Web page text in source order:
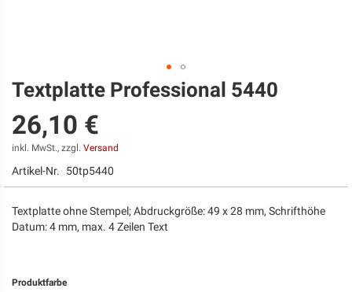
Zum
Anfang
der
Bildgalerie
springen
Textplatte Professional 5440
26,10 €
inkl. MwSt., zzgl. Versand
Artikel-Nr. 50tp5440
Textplatte ohne Stempel; Abdruckgröße: 49 x 28 mm, Schrifthöhe
Datum: 4 mm, max. 4 Zeilen Text
Produktfarbe